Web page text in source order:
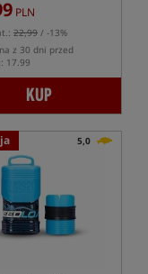
PLN
22,99 / -13%
z 30 dni przed
17.99
KUP
5,0